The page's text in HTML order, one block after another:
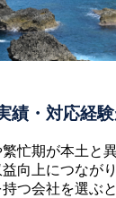
績・対応経
忙期が本土と
向上につなが
つ会社を選ぶ